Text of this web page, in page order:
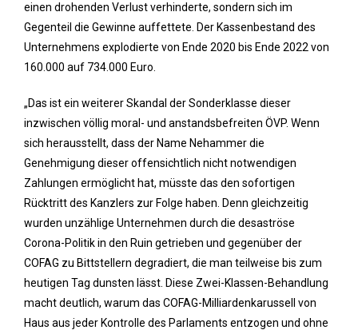
einen drohenden Verlust verhinderte, sondern sich im
Gegenteil die Gewinne auffettete. Der Kassenbestand des
Unternehmens explodierte von Ende 2020 bis Ende 2022 von
160.000 auf 734.000 Euro.
„Das ist ein weiterer Skandal der Sonderklasse dieser
inzwischen völlig moral- und anstandsbefreiten ÖVP. Wenn
sich herausstellt, dass der Name Nehammer die
Genehmigung dieser offensichtlich nicht notwendigen
Zahlungen ermöglicht hat, müsste das den sofortigen
Rücktritt des Kanzlers zur Folge haben. Denn gleichzeitig
wurden unzählige Unternehmen durch die desaströse
Corona-Politik in den Ruin getrieben und gegenüber der
COFAG zu Bittstellern degradiert, die man teilweise bis zum
heutigen Tag dunsten lässt. Diese Zwei-Klassen-Behandlung
macht deutlich, warum das COFAG-Milliardenkarussell von
Haus aus jeder Kontrolle des Parlaments entzogen und ohne